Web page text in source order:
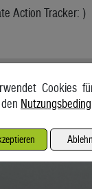
Action Tracker: )
von Hormuz
Cookies